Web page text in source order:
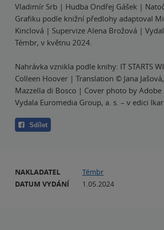
Vladimír Srb | Hudba Ondřej Gášek |
Grafiku podle knižní předlohy adaptoval
Kinclová | Supervize Alena Brožová |
Témbr, v květnu 2024.
Nahrávka vznikla podle knihy: IT STARTS
Colleen Hoover | Translation © Jana
Mazzella di Bosco | Cover photo by
Vydala Euromedia Group, a. s. – v edici
Sdílet
NAKLADATEL
Témbr
DATUM VYDÁNÍ
1.05.2024